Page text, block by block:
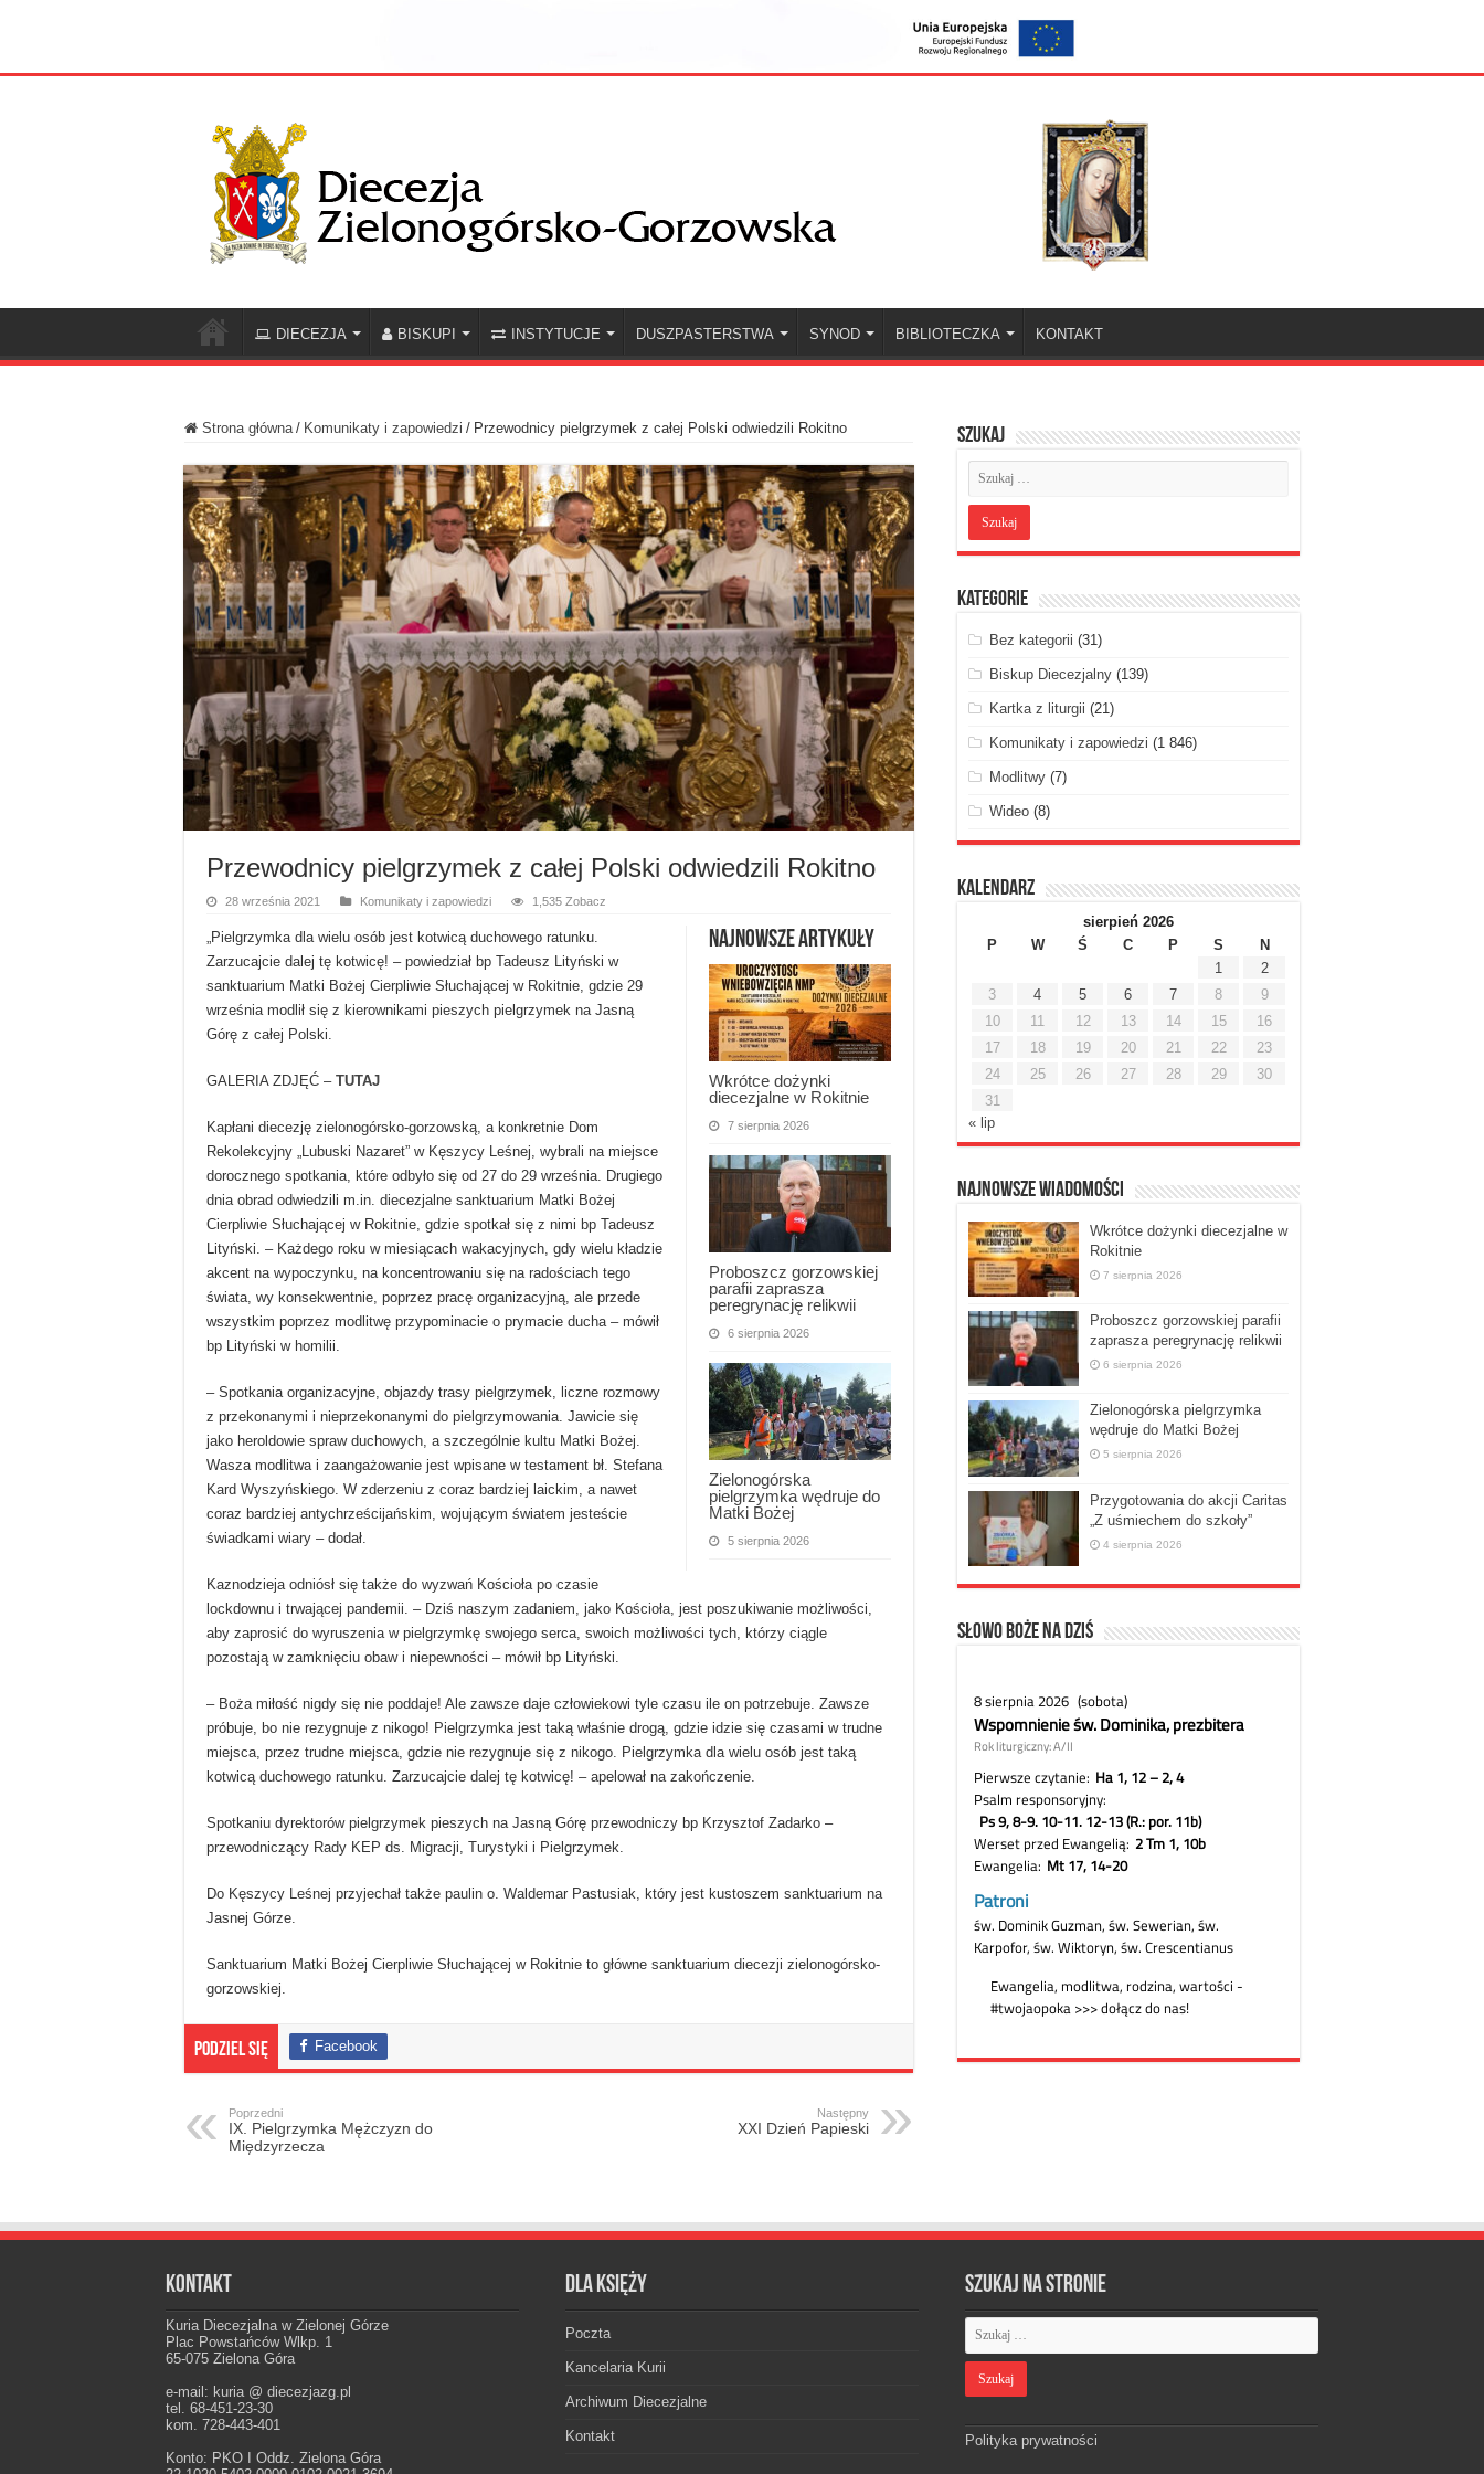
DIECEZJA BISKUPI INSTYTUCJE DUSZPASTERSTWA SYNOD BIBLIOTECZKA KONTAKT
Strona główna / Komunikaty i zapowiedzi / Przewodnicy pielgrzymek z całej Polski odwiedzili Rokitno
Przewodnicy pielgrzymek z całej Polski odwiedzili Rokitno
28 września 2021 Komunikaty i zapowiedzi 1,535 Zobacz
Najnowsze artykuły
Wkrótce dożynki
diecezjalne w Rokitnie
7 sierpnia 2026
Proboszcz gorzowskiej
parafii zaprasza
peregrynację relikwii
6 sierpnia 2026
Zielonogórska
pielgrzymka wędruje do
Matki Bożej
5 sierpnia 2026
„Pielgrzymka dla wielu osób jest kotwicą duchowego ratunku.
Zarzucajcie dalej tę kotwicę! – powiedział bp Tadeusz Lityński w
sanktuarium Matki Bożej Cierpliwie Słuchającej w Rokitnie, gdzie 29
września modlił się z kierownikami pieszych pielgrzymek na Jasną
Górę z całej Polski.
GALERIA ZDJĘĆ – TUTAJ
Kapłani diecezję zielonogórsko-gorzowską, a konkretnie Dom
Rekolekcyjny „Lubuski Nazaret” w Kęszycy Leśnej, wybrali na miejsce
dorocznego spotkania, które odbyło się od 27 do 29 września. Drugiego
dnia obrad odwiedzili m.in. diecezjalne sanktuarium Matki Bożej
Cierpliwie Słuchającej w Rokitnie, gdzie spotkał się z nimi bp Tadeusz
Lityński. – Każdego roku w miesiącach wakacyjnych, gdy wielu kładzie
akcent na wypoczynku, na koncentrowaniu się na radościach tego
świata, wy konsekwentnie, poprzez pracę organizacyjną, ale przede
wszystkim poprzez modlitwę przypominacie o prymacie ducha – mówił
bp Lityński w homilii.
– Spotkania organizacyjne, objazdy trasy pielgrzymek, liczne rozmowy
z przekonanymi i nieprzekonanymi do pielgrzymowania. Jawicie się
jako heroldowie spraw duchowych, a szczególnie kultu Matki Bożej.
Wasza modlitwa i zaangażowanie jest wpisane w testament bł. Stefana
Kard Wyszyńskiego. W zderzeniu z coraz bardziej laickim, a nawet
coraz bardziej antychrześcijańskim, wojującym światem jesteście
świadkami wiary – dodał.
Kaznodzieja odniósł się także do wyzwań Kościoła po czasie
lockdownu i trwającej pandemii. – Dziś naszym zadaniem, jako Kościoła, jest poszukiwanie możliwości,
aby zaprosić do wyruszenia w pielgrzymkę swojego serca, swoich możliwości tych, którzy ciągle
pozostają w zamknięciu obaw i niepewności – mówił bp Lityński.
– Boża miłość nigdy się nie poddaje! Ale zawsze daje człowiekowi tyle czasu ile on potrzebuje. Zawsze
próbuje, bo nie rezygnuje z nikogo! Pielgrzymka jest taką właśnie drogą, gdzie idzie się czasami w trudne
miejsca, przez trudne miejsca, gdzie nie rezygnuje się z nikogo. Pielgrzymka dla wielu osób jest taką
kotwicą duchowego ratunku. Zarzucajcie dalej tę kotwicę! – apelował na zakończenie.
Spotkaniu dyrektorów pielgrzymek pieszych na Jasną Górę przewodniczy bp Krzysztof Zadarko –
przewodniczący Rady KEP ds. Migracji, Turystyki i Pielgrzymek.
Do Kęszycy Leśnej przyjechał także paulin o. Waldemar Pastusiak, który jest kustoszem sanktuarium na
Jasnej Górze.
Sanktuarium Matki Bożej Cierpliwie Słuchającej w Rokitnie to główne sanktuarium diecezji zielonogórsko-
gorzowskiej.
Podziel się Facebook
Poprzedni
IX. Pielgrzymka Mężczyzn do
Międzyrzecza
Następny
XXI Dzień Papieski
Szukaj
Kategorie
Bez kategorii (31)
Biskup Diecezjalny(139)
Kartka z liturgii (21)
Komunikaty i zapowiedzi (1 846)
Modlitwy(7)
Wideo(8)
Kalendarz
sierpień 2026
P
W Ś C P S
N
1
2
3
4 5 6 7 8
9
10
11 12 13 14 15
16
17
18 19 20 21 22
23
24
25 26 27 28 29
30
31
« lip
Najnowsze Wiadomości
Wkrótce dożynki diecezjalne w
Rokitnie
7 sierpnia 2026
Proboszcz gorzowskiej parafii
zaprasza peregrynację relikwii
6 sierpnia 2026
Zielonogórska pielgrzymka
wędruje do Matki Bożej
5 sierpnia 2026
Przygotowania do akcji Caritas
„Z uśmiechem do szkoły”
4 sierpnia 2026
Słowo Boże na dziś
Kontakt
Kuria Diecezjalna w Zielonej Górze
Plac Powstańców Wlkp. 1
65-075 Zielona Góra
e-mail: kuria @ diecezjazg.pl
tel. 68-451-23-30
kom. 728-443-401
Konto: PKO I Oddz. Zielona Góra
Dla księży
Poczta
Kancelaria Kurii
Archiwum Diecezjalne
Kontakt
Szukaj na stronie
Polityka prywatności